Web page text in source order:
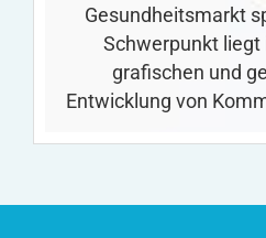
Gesundheitsmarkt
Schwerpunkt liegt
grafischen und
Entwicklung von